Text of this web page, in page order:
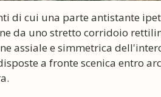
di cui una parte antistante
da uno stretto corridoio
assiale e simmetrica
a fronte scenica entro